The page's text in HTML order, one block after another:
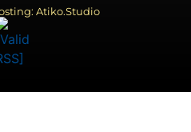
Atiko.Studio